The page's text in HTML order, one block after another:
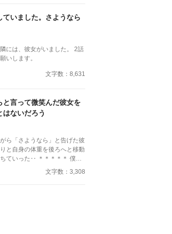
痛手に私の心は耐えられませ
ていました。さようなら
は、彼女がいました。 2話
いします。
文字数：8,631
と言って微笑んだ彼女を
ないだろう
ら「さようなら」と告げた彼
と自身の体重を後ろへと移動
‥ ＊＊＊＊＊ 僕と
者だった。 僕は彼女がずっ
力してくれていたのを知って
文字数：3,308